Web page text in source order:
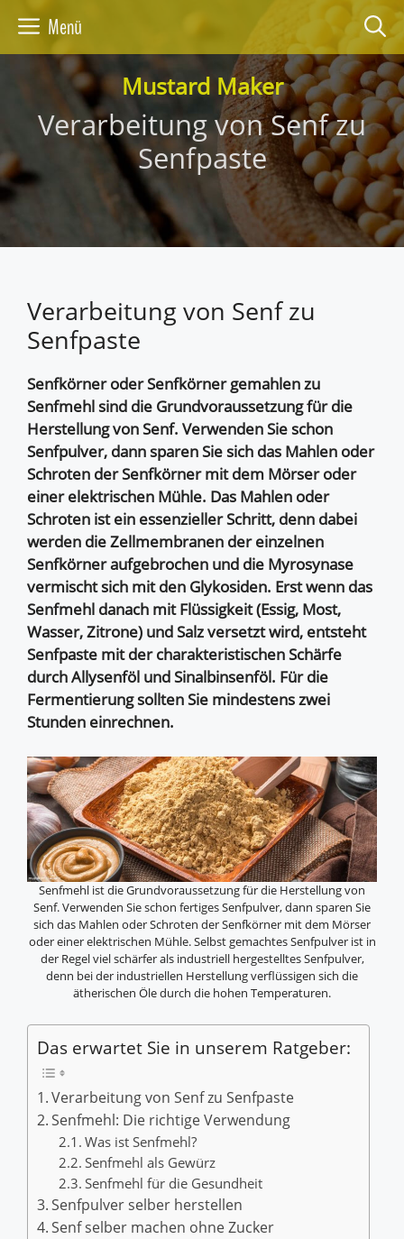
Inhalt
springen
Menü
Mustard Maker
Verarbeitung von Senf zu
Senfpaste
Verarbeitung von Senf zu
Senfpaste
Senfkörner oder Senfkörner gemahlen zu
Senfmehl sind die Grundvoraussetzung für die
Herstellung von Senf. Verwenden Sie schon
Senfpulver, dann sparen Sie sich das Mahlen oder
Schroten der Senfkörner mit dem Mörser oder
einer elektrischen Mühle. Das Mahlen oder
Schroten ist ein essenzieller Schritt, denn dabei
werden die Zellmembranen der einzelnen
Senfkörner aufgebrochen und die Myrosynase
vermischt sich mit den Glykosiden. Erst wenn das
Senfmehl danach mit Flüssigkeit (Essig, Most,
Wasser, Zitrone) und Salz versetzt wird, entsteht
Senfpaste mit der charakteristischen Schärfe
durch Allysenföl und Sinalbinsenföl. Für die
Fermentierung sollten Sie mindestens zwei
Stunden einrechnen.
Senfmehl ist die Grundvoraussetzung für die Herstellung von
Senf. Verwenden Sie schon fertiges Senfpulver, dann sparen Sie
sich das Mahlen oder Schroten der Senfkörner mit dem Mörser
oder einer elektrischen Mühle. Selbst gemachtes Senfpulver ist in
der Regel viel schärfer als industriell hergestelltes Senfpulver,
denn bei der industriellen Herstellung verflüssigen sich die
ätherischen Öle durch die hohen Temperaturen.
Das erwartet Sie in unserem Ratgeber:
Verarbeitung von Senf zu Senfpaste
Senfmehl: Die richtige Verwendung
Was ist Senfmehl?
Senfmehl als Gewürz
Senfmehl für die Gesundheit
Senfpulver selber herstellen
Senf selber machen ohne Zucker